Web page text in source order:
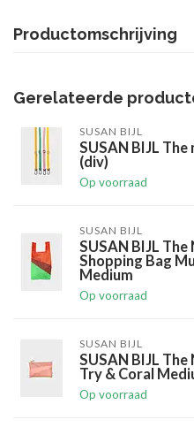
Productomschrijving
Gerelateerde
SUSAN BIJL
SUSAN BIJL
(div)
Op voorraad
SUSAN BIJL
SUSAN BIJL The
Shopping Bag
Medium
Op voorraad
SUSAN BIJL
SUSAN BIJL The
Try & Coral
Op voorraad